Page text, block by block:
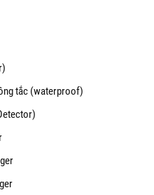
tắc (waterproof)